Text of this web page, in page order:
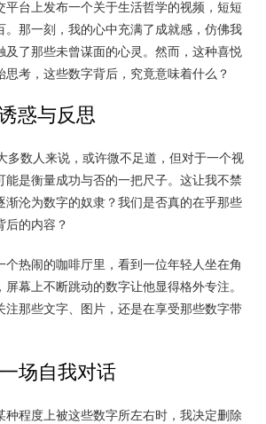
平台上发布一个关于生活哲学的视频，短短
。那一刻，我的心中充满了成就感，仿佛我
及了那些未曾谋面的心灵。然而，这种喜悦
考，这些数字背后，究竟意味着什么？
惑与反思
多数人来说，或许微不足道，但对于一个视
能是衡量成功与否的一把尺子。这让我不禁
渐沦为数字的奴隶？我们是否真的在乎那些
后的内容？
个热闹的咖啡厅里，看到一位年轻人坐在角
幕上不断跳动的数字让他显得格外专注。
注那些文字、图片，还是在享受那些数字带
场自我对话
种程度上被这些数字所左右时，我决定删除